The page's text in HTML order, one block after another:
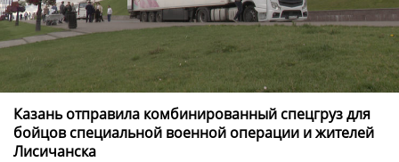
Казань отправила комбинированный спецгруз для
бойцов специальной военной операции и жителей
Лисичанска